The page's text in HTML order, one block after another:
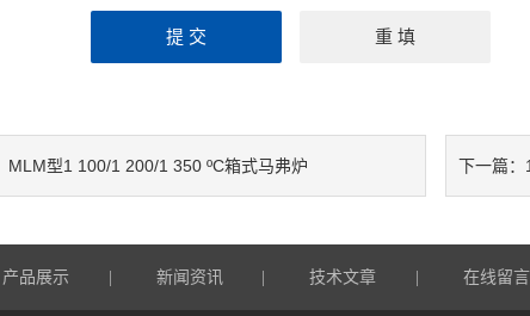
MLM型1 100/1 200/1 350 ºC箱式马弗炉 下一篇：
产品展示 新闻资讯 技术文章 在线留言